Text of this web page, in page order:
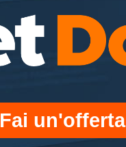
Fai un'offerta